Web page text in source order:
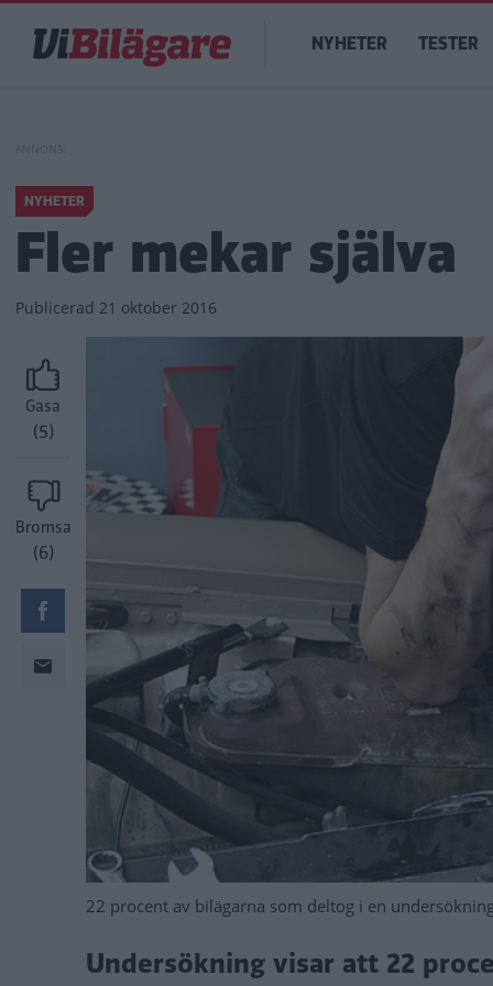
huvudinnehåll
Main
navigation
NYHETER TESTER
NYHETER
Fler mekar själva
Publicerad 21 oktober 2016
Gasa
(5)
Bromsa
(6)
22 procent av bilägarna som deltog i en
Undersökning visar att 22